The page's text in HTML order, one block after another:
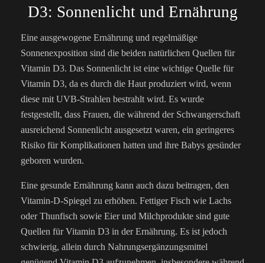
D3: Sonnenlicht und Ernährung
Eine ausgewogene Ernährung und regelmäßige
Sonnenexposition sind die beiden natürlichen Quellen für
Vitamin D3. Das Sonnenlicht ist eine wichtige Quelle für
Vitamin D3, da es durch die Haut produziert wird, wenn
diese mit UVB-Strahlen bestrahlt wird. Es wurde
festgestellt, dass Frauen, die während der Schwangerschaft
ausreichend Sonnenlicht ausgesetzt waren, ein geringeres
Risiko für Komplikationen hatten und ihre Babys gesünder
geboren wurden.
Eine gesunde Ernährung kann auch dazu beitragen, den
Vitamin-D-Spiegel zu erhöhen. Fettiger Fisch wie Lachs
oder Thunfisch sowie Eier und Milchprodukte sind gute
Quellen für Vitamin D3 in der Ernährung. Es ist jedoch
schwierig, allein durch Nahrungsergänzungsmittel